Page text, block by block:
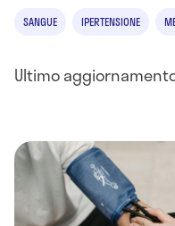
SANGUE IPERTENSIONE
Ultimo